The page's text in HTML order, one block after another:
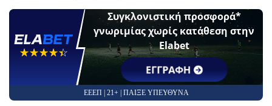
☆☆☆☆☆
★★★★★
Συγκλονιστική προσφορά*
γνωριμίας χωρίς κατάθεση στην
Elabet
ΕΓΓΡΑΦΗ
ΕΕΕΠ | 21+ | ΠΑΙΞΕ ΥΠΕΥΘΥΝΑ